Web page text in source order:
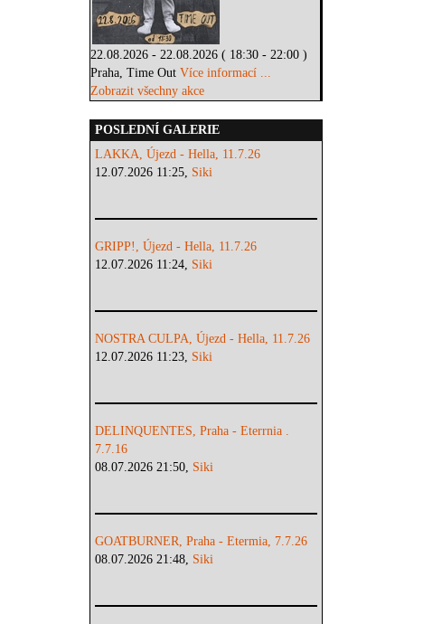
22.08.2026 - 22.08.2026 ( 18:30 - 22:00 )
Praha, Time OutVíce informací ...
Zobrazit všechny akce
POSLEDNÍ GALERIE
LAKKA, Újezd - Hella, 11.7.26
12.07.2026 11:25, Siki
GRIPP!, Újezd - Hella, 11.7.26
12.07.2026 11:24, Siki
NOSTRA CULPA, Újezd - Hella, 11.7.26
12.07.2026 11:23, Siki
DELINQUENTES, Praha - Eterrnia .
7.7.16
08.07.2026 21:50, Siki
GOATBURNER, Praha - Etermia, 7.7.26
08.07.2026 21:48, Siki